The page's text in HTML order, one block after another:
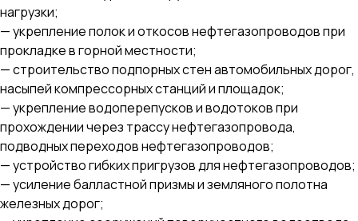
нагрузки;
— укрепление полок и откосов нефтегазопроводов при
прокладке в горной местности;
— строительство подпорных стен автомобильных дорог,
насыпей компрессорных станций и площадок;
— укрепление водоперепусков и водотоков при
прохождении через трассу нефтегазопровода,
подводных переходов нефтегазопроводов;
— устройство гибких пригрузов для нефтегазопроводов;
— усиление балластной призмы и земляного полотна
железных дорог;